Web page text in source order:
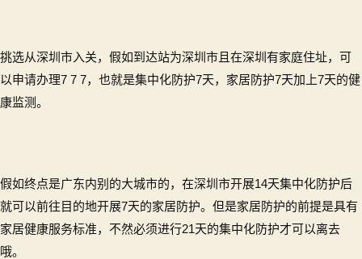
挑选从深圳市入关，假如到达站为深圳市且在深圳有家庭住址，可
以申请办理7 7 7，也就是集中化防护7天，家居防护7天加上7天的健
康监测。
假如终点是广东内别的大城市的，在深圳市开展14天集中化防护后
就可以前往目的地开展7天的家居防护。但是家居防护的前提是具有
家居健康服务标准，不然必须进行21天的集中化防护才可以离去
哦。